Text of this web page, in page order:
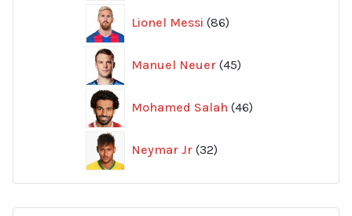
Lionel Messi 86
produkter
Manuel Neuer 45
produkter
Mohamed Salah 46
produkter
Neymar Jr 32
produkter